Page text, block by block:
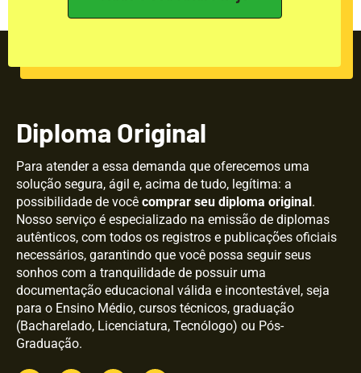
Diploma Original
Para atender a essa demanda que oferecemos uma
solução segura, ágil e, acima de tudo, legítima: a
possibilidade de você comprar seu diploma original .
Nosso serviço é especializado na emissão de diplomas
autênticos, com todos os registros e publicações oficiais
necessários, garantindo que você possa seguir seus
sonhos com a tranquilidade de possuir uma
documentação educacional válida e incontestável, seja
para o Ensino Médio, cursos técnicos, graduação
(Bacharelado, Licenciatura, Tecnólogo) ou Pós-
Graduação.